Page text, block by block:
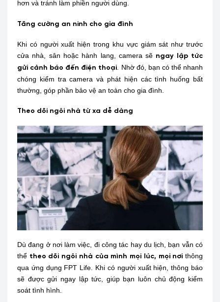
hơn và tránh làm phiền người dùng.
Tăng cường an ninh cho gia đình
Khi có người xuất hiện trong khu vực giám sát như trước
cửa nhà, sân hoặc hành lang, camera sẽ ngay lập tức
gửi cảnh báo đến điện thoại . Nhờ đó, bạn có thể nhanh
chóng kiểm tra camera và phát hiện các tình huống bất
thường, góp phần bảo vệ an toàn cho gia đình.
Theo dõi ngôi nhà từ xa dễ dàng
Dù đang ở nơi làm việc, đi công tác hay du lịch, bạn vẫn có
thể theo dõi ngôi nhà của mình mọi lúc, mọi nơi thông
qua ứng dụng FPT Life. Khi có người xuất hiện, thông báo
sẽ được gửi ngay lập tức, giúp bạn luôn chủ động kiểm
soát tình hình.